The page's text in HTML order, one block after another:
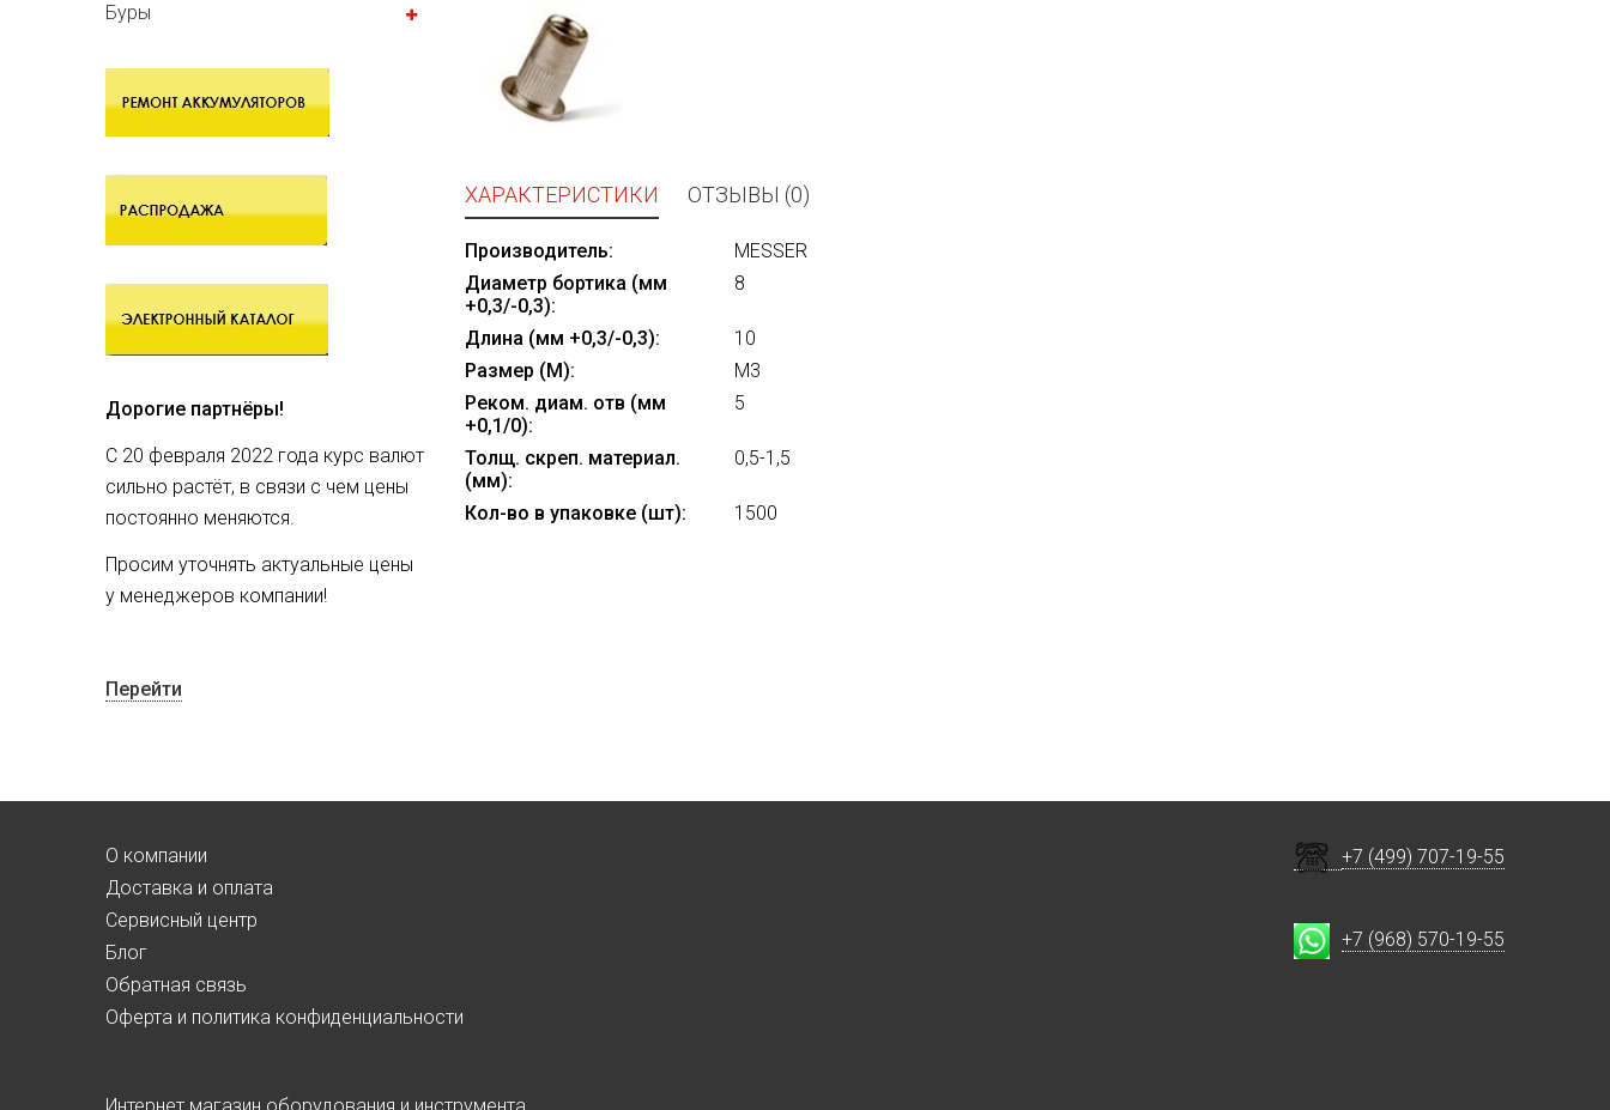
Буры
Дорогие партнёры!
С 20 февраля 2022 года курс валют
сильно растёт, в связи с чем цены
постоянно меняются.
Просим уточнять актуальные цены
у менеджеров компании!
Перейти
ХАРАКТЕРИСТИКИ ОТЗЫВЫ (0)
Производитель:
MESSER
Диаметр бортика (мм
+0,3/-0,3):
8
Длина (мм +0,3/-0,3):
10
Размер (M):
M3
Реком. диам. отв (мм
+0,1/0):
5
Толщ. скреп. материал.
(мм):
0,5-1,5
Кол-во в упаковке (шт): 1500
О компании
Доставка и оплата
Сервисный центр
Блог
Обратная связь
Оферта и политика конфиденциальности
+7 (499) 707-19-55
+7 (968) 570-19-55